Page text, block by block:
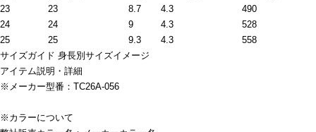
23
23 8.7 4.3
490
24
24 9 4.3
528
25
25 9.3 4.3
558
サイズガイド 身長別サイズイメージ
アイテム説明・詳細
※メーカー型番：TC26A-056
※カラーについて